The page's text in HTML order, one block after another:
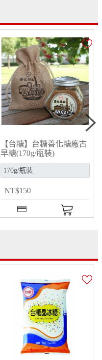
【台糖】台糖善化糖廠古
早糖(170g/瓶裝)
(02280170)
NT$150